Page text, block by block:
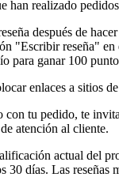
han realizado pedidos
después de
"Escribir reseña" en
para ganar 100
enlaces a sitios
con tu pedido, te
atención al cliente.
actual del
30 días. Las reseñas